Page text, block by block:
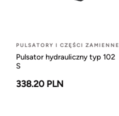
PULSATORY I CZĘŚCI ZAMIENNE
Pulsator hydrauliczny typ 102
S
338.20 PLN